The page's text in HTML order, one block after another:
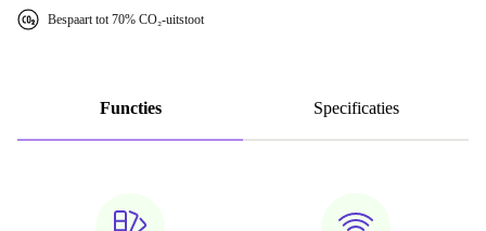
Bespaart tot 70% CO₂-uitstoot
Functies Specificaties